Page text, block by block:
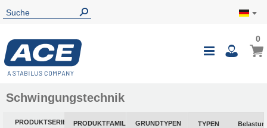
0
Schwingungstechnik
PRODUKTSERIEN PRODUKTFAMILIENGRUNDTYPEN TYPEN